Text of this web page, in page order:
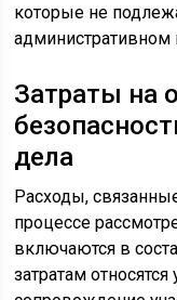
которые не
административном
Затраты на
дела
Расходы,
процессе
включаются в
затратам